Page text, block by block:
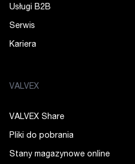
Usługi B2B
Serwis
Kariera
VALVEX
VALVEX Share
Pliki do pobrania
Stany magazynowe online